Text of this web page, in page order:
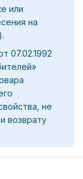
или
на
07.02.1992
не
возврату